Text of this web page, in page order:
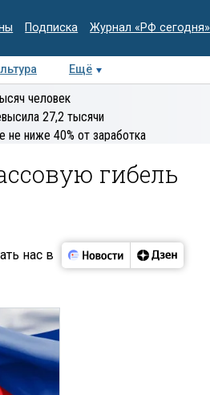
Подписка Журнал «РФ сегодня»
Ещё
Колумнисты
человек
27,2 тысячи
не ниже 40% от заработка
гибель
нас в